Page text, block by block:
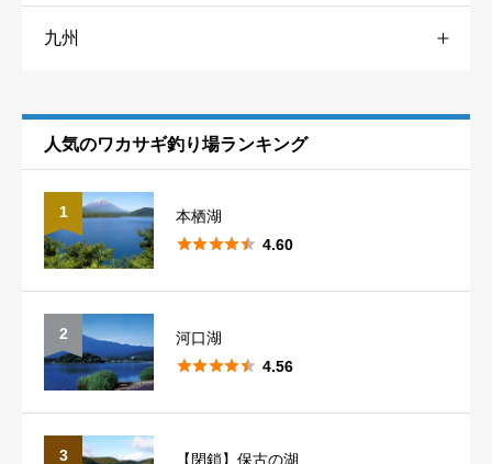
青森
福島 5
東京
埼玉 7
静岡
長野 10
新潟
奈良
山口
九州
人気のワカサギ釣り場ランキング
1
本栖湖
 4.60
2
河口湖
 4.56
3
【閉鎖】保古の湖